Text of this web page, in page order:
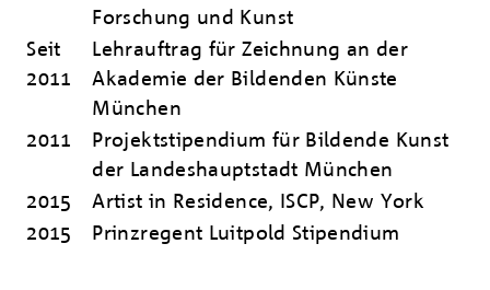
Forschung und Kunst
Seit
2011
Lehrauftrag für Zeichnung an der
Akademie der Bildenden Künste
München
2011
Projektstipendium für Bildende Kunst
der Landeshauptstadt München
2015
Artist in Residence, ISCP, New York
2015
Prinzregent Luitpold Stipendium